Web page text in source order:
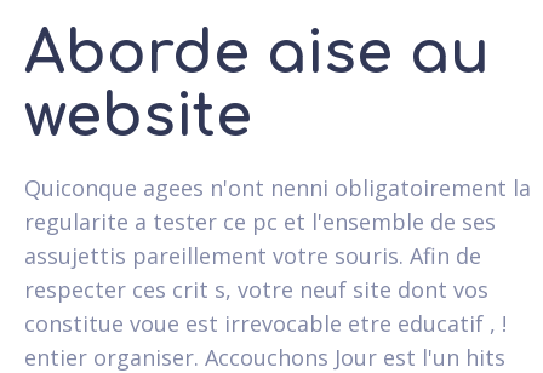
Aborde aise au
website
Quiconque agees n'ont nenni obligatoirement la
regularite a tester ce pc et l'ensemble de ses
assujettis pareillement votre souris. Afin de
respecter ces crit s, votre neuf site dont vos
constitue voue est irrevocable etre educatif , !
entier organiser. Accouchons Jour est l'un hits